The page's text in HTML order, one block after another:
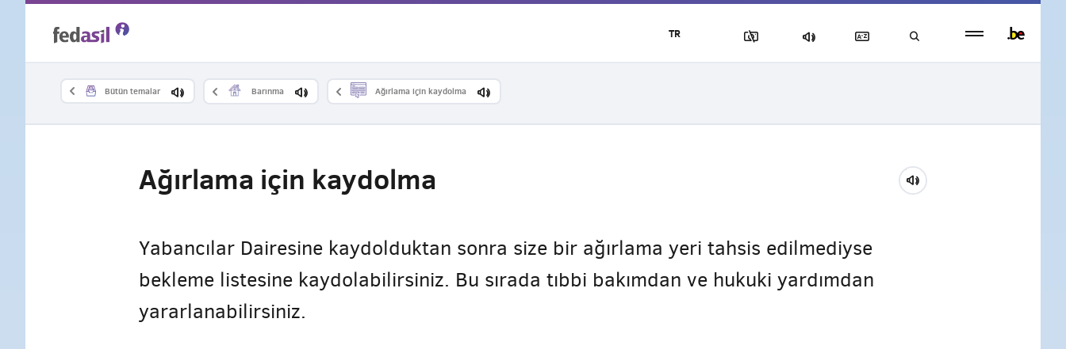
Bütün temalar Barınma Ağırlama için kaydolma
Ağırlama için kaydolma
Yabancılar Dairesine kaydolduktan sonra size bir ağırlama yeri tahsis edilmediyse
bekleme listesine kaydolabilirsiniz. Bu sırada tıbbi bakımdan ve hukuki yardımdan
yararlanabilirsiniz.
TR
footer